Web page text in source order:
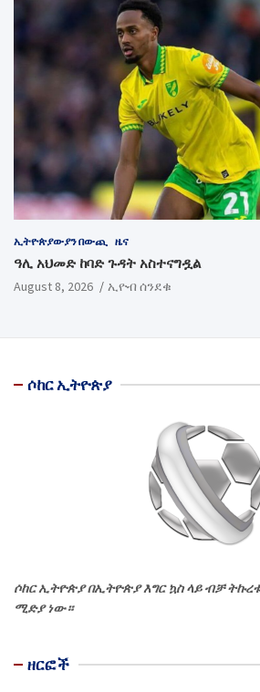
ኢትዮጵያውያን በውጪ ዜና
ዓሊ አህመድ ከባድ ጉዳት አስተናግዷል
August 8, 2026 ኢዮብ ሰንደቁ
ሶከር ኢትዮጵያ
ሶከር ኢትዮጵያ በኢትዮጵያ እግር ኳስ ላይ ብቻ
ሚድያ ነው።
ዘርፎች